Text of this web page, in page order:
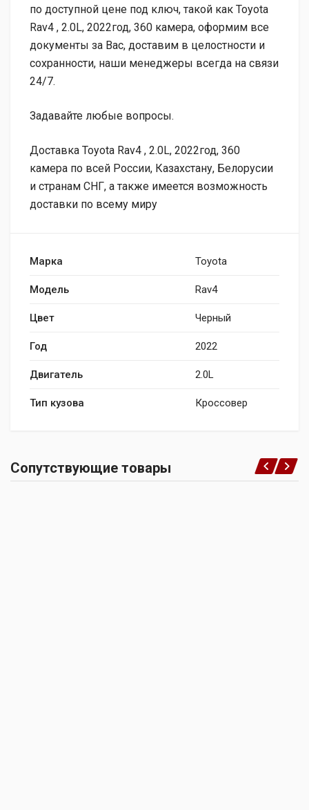
по доступной цене под ключ, такой как Toyota
Rav4 , 2.0L, 2022год, 360 камера, оформим все
документы за Вас, доставим в целостности и
сохранности, наши менеджеры всегда на связи
24/7.
Задавайте любые вопросы.
Доставка Toyota Rav4 , 2.0L, 2022год, 360
камера по всей России, Казахстану, Белорусии
и странам СНГ, а также имеется возможность
доставки по всему миру
Марка Toyota
Модель Rav4
Цвет Черный
Год 2022
Двигатель 2.0L
Тип кузова Кроссовер
Сопутствующие товары